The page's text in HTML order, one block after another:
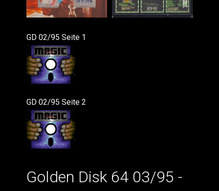
GD 02/95 Seite 1
GD 02/95 Seite 2
Golden Disk 64 03/95 -